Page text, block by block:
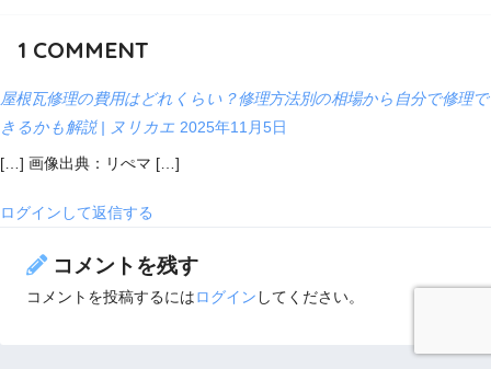
1 COMMENT
屋根瓦修理の費用はどれくらい？修理方法別の相場から自分で修理で
きるかも解説 | ヌリカエ 2025年11月5日
[…] 画像出典：リぺマ […]
ログインして返信する
コメントを残す
コメントを投稿するにはログイン してください。